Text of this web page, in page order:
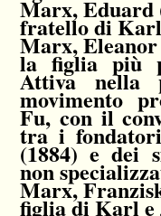
Marx, Eduard
fratello di
Marx, Eleanor
la figlia più
Attiva nella
movimento
Fu, con il
tra i
(1884) e dei
non
Marx,
figlia di Karl e